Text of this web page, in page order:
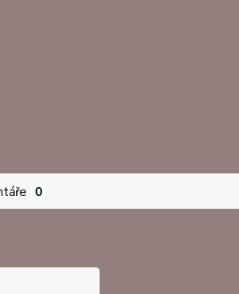
0